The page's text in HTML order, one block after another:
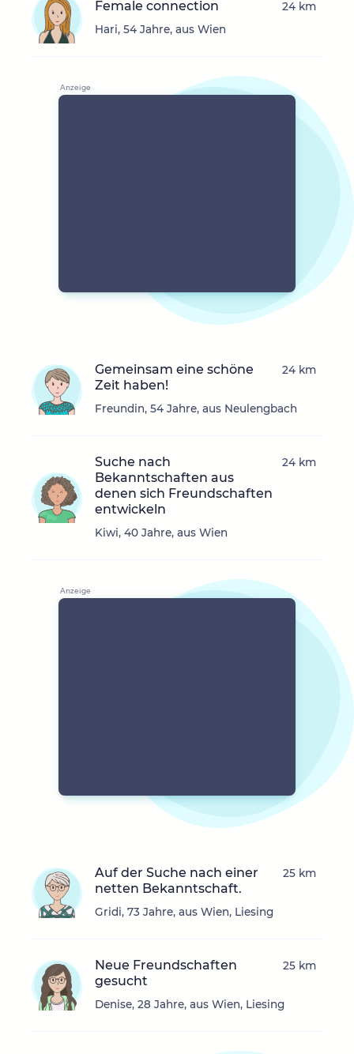
Female connection
Hari, 54 Jahre, aus Wien
24 km
Gemeinsam eine schöne
Zeit haben!
Freundin, 54 Jahre, aus Neulengbach
24 km
Suche nach
Bekanntschaften aus
denen sich Freundschaften
entwickeln
Kiwi, 40 Jahre, aus Wien
24 km
Auf der Suche nach einer
netten Bekanntschaft.
Gridi, 73 Jahre, aus Wien, Liesing
25 km
Neue Freundschaften
gesucht
Denise, 28 Jahre, aus Wien, Liesing
25 km